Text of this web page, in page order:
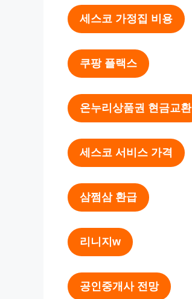
세스코 가정집 비용
쿠팡 플랙스
온누리상품권 현금교환
세스코 서비스 가격
삼쩜삼 환급
리니지w
공인중개사 전망